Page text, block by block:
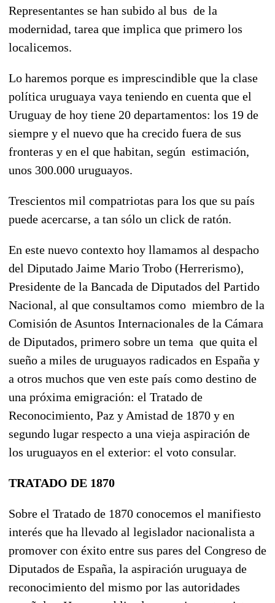
Representantes se han subido al bus de la
modernidad, tarea que implica que primero los
localicemos.
Lo haremos porque es imprescindible que la clase
política uruguaya vaya teniendo en cuenta que el
Uruguay de hoy tiene 20 departamentos: los 19 de
siempre y el nuevo que ha crecido fuera de sus
fronteras y en el que habitan, según estimación,
unos 300.000 uruguayos.
Trescientos mil compatriotas para los que su país
puede acercarse, a tan sólo un click de ratón.
En este nuevo contexto hoy llamamos al despacho
del Diputado Jaime Mario Trobo (Herrerismo),
Presidente de la Bancada de Diputados del Partido
Nacional, al que consultamos como miembro de la
Comisión de Asuntos Internacionales de la Cámara
de Diputados, primero sobre un tema que quita el
sueño a miles de uruguayos radicados en España y
a otros muchos que ven este país como destino de
una próxima emigración: el Tratado de
Reconocimiento, Paz y Amistad de 1870 y en
segundo lugar respecto a una vieja aspiración de
los uruguayos en el exterior: el voto consular.
TRATADO DE 1870
Sobre el Tratado de 1870 conocemos el manifiesto
interés que ha llevado al legislador nacionalista a
promover con éxito entre sus pares del Congreso de
Diputados de España, la aspiración uruguaya de
reconocimiento del mismo por las autoridades